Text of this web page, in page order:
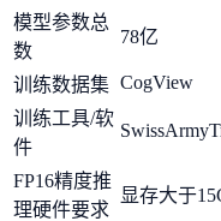
模型参数总
数
78亿
训练数据集 CogView
训练工具/软
件
FP16精度推
理硬件要求
显存大于